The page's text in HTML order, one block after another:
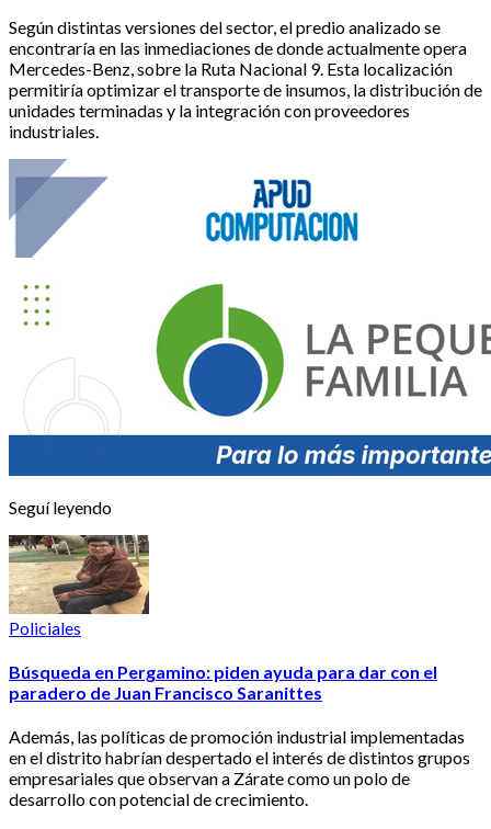
Según distintas versiones del sector, el predio analizado se
encontraría en las inmediaciones de donde actualmente opera
Mercedes-Benz, sobre la Ruta Nacional 9. Esta localización
permitiría optimizar el transporte de insumos, la distribución de
unidades terminadas y la integración con proveedores
industriales.
Seguí leyendo
Policiales
Búsqueda en Pergamino: piden ayuda para dar con el
paradero de Juan Francisco Saranittes
Además, las políticas de promoción industrial implementadas
en el distrito habrían despertado el interés de distintos grupos
empresariales que observan a Zárate como un polo de
desarrollo con potencial de crecimiento.